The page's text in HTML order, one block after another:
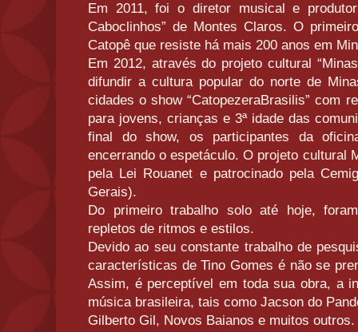
Em 2011, foi o diretor musical e
Caboclinhos” de Montes Claros. O
Catopê que resiste há mais 200 anos em
Em 2012, através do projeto cultural
difundir a cultura popular do norte de
cidades o show “CatopezeraBrasilis” com
para jovens, crianças e 3ª idade das
final do show, os participantes da
encerrando o espetáculo. O projeto cultural
pela Lei Rouanet e patrocinado pela
Gerais).
Do primeiro trabalho solo até hoje,
repletos de ritmos e estilos.
Devido ao seu constante trabalho de
características de Tino Gomes é não se
Assim, é perceptível em toda sua obra, a
música brasileira, tais como Jacson do
Gilberto Gil, Novos Baianos e muitos outros.